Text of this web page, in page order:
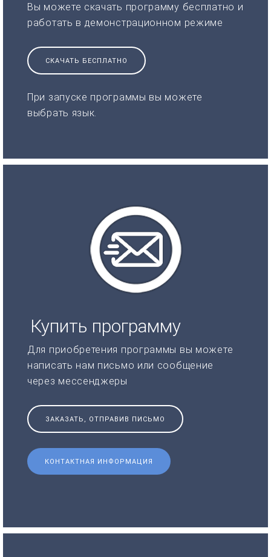
Вы можете скачать программу бесплатно и
работать в демонстрационном режиме
СКАЧАТЬ БЕСПЛАТНО
При запуске программы вы можете
выбрать язык.
Купить программу
Для приобретения программы вы можете
написать нам письмо или сообщение
через мессенджеры
ЗАКАЗАТЬ, ОТПРАВИВ ПИСЬМО
КОНТАКТНАЯ ИНФОРМАЦИЯ